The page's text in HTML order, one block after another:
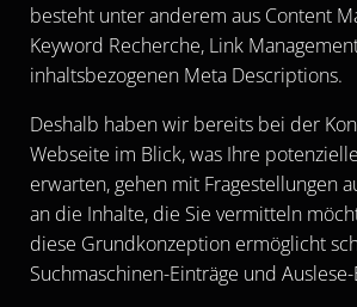
besteht unter anderem aus Content
Keyword Recherche, Link
inhaltsbezogenen Meta Descriptions.
Deshalb haben wir bereits bei der
Webseite im Blick, was Ihre
erwarten, gehen mit Fragestellungen
an die Inhalte, die Sie vermitteln
diese Grundkonzeption ermöglicht
Suchmaschinen-Einträge und